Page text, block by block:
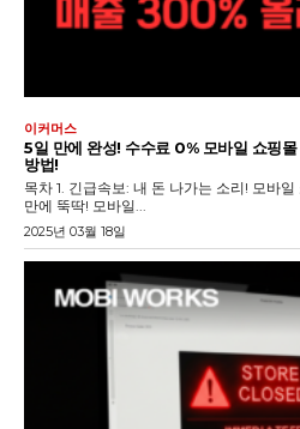
이커머스
5일 만에 완성! 수수료 0% 모바일 쇼핑
방법!
목차 1. 긴급속보: 내 돈 나가는 소리! 모바일 쇼핑몰 수수료, 언제까지? 2. 5일
만에 뚝딱! 모바일...
2025년 03월 18일